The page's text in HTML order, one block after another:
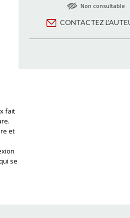
fait
et
se
Non consultable
CONTACTEZ